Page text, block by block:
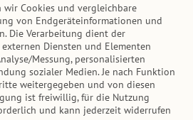
wir Cookies und vergleichbare
von Endgeräteinformationen und
Die Verarbeitung dient der
Diensten und Elementen
Messung, personalisierten
sozialer Medien. Je nach Funktion
weitergegeben und von diesen
ist freiwillig, für die Nutzung
und kann jederzeit widerrufen